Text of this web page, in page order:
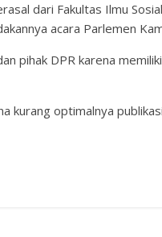
dari Fakultas Ilmu
acara Parlemen
pihak DPR karena
kurang optimalnya